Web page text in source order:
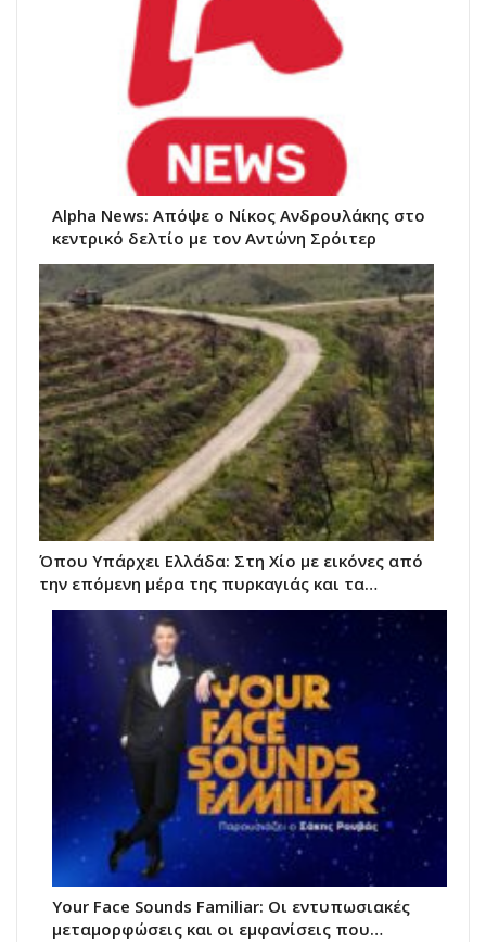
Alpha News: Απόψε ο Νίκος Ανδρουλάκης στο
κεντρικό δελτίο με τον Αντώνη Σρόιτερ
Όπου Υπάρχει Ελλάδα: Στη Χίο με εικόνες από
την επόμενη μέρα της πυρκαγιάς και τα…
Your Face Sounds Familiar: Οι εντυπωσιακές
μεταμορφώσεις και οι εμφανίσεις που…